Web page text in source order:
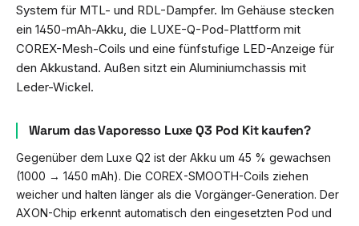
System für MTL- und RDL-Dampfer. Im Gehäuse stecken
ein 1450-mAh-Akku, die LUXE-Q-Pod-Plattform mit
COREX-Mesh-Coils und eine fünfstufige LED-Anzeige für
den Akkustand. Außen sitzt ein Aluminiumchassis mit
Leder-Wickel.
Warum das Vaporesso Luxe Q3 Pod Kit kaufen?
Gegenüber dem Luxe Q2 ist der Akku um 45 % gewachsen
(1000 → 1450 mAh). Die COREX-SMOOTH-Coils ziehen
weicher und halten länger als die Vorgänger-Generation. Der
AXON-Chip erkennt automatisch den eingesetzten Pod und